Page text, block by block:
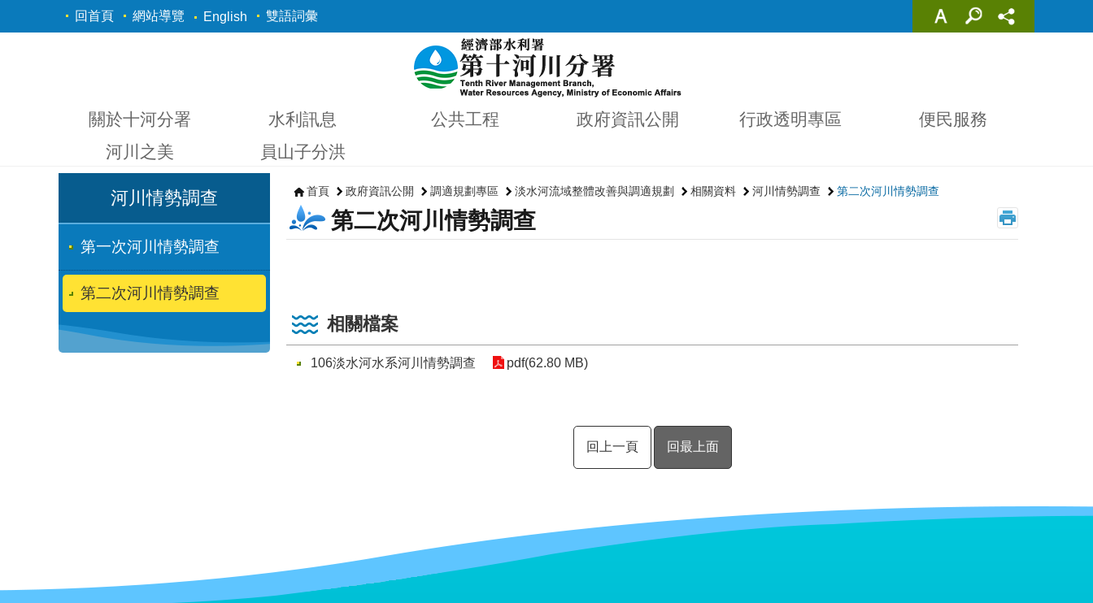
跳到主要內容區塊
回首頁 網站導覽 English 雙語詞彙
關於十河分署 水利訊息 公共工程 政府資訊公開 行政透明專區
便民服務
河川之美
員山子分洪
河川情勢調查
第一次河川情勢調查
第二次河川情勢調查
首頁 政府資訊公開 調適規劃專區 淡水河流域整體改善與調適規劃 相關資料 河川情勢調查 第二次河川情勢調查
第二次河川情勢調查
相關檔案
106淡水河水系河川情勢調查 pdf(62.80 MB)
回上一頁 回最上面